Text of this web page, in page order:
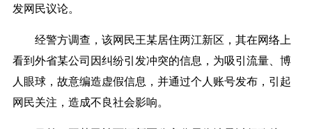
发网民议论。
经警方调查，该网民王某居住两江新区，其在网络上
看到外省某公司因纠纷引发冲突的信息，为吸引流量、博
人眼球，故意编造虚假信息，并通过个人账号发布，引起
网民关注，造成不良社会影响。